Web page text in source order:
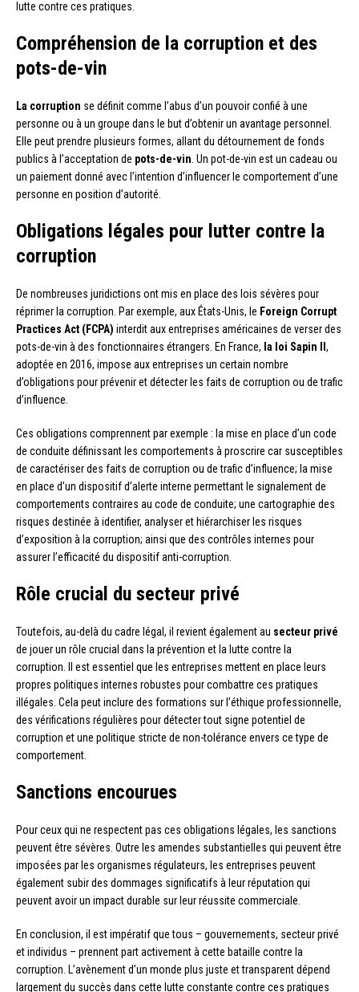
lutte contre ces pratiques.
Compréhension de la corruption et des
pots-de-vin
La corruption se définit comme l’abus d’un pouvoir confié à une
personne ou à un groupe dans le but d’obtenir un avantage personnel.
Elle peut prendre plusieurs formes, allant du détournement de fonds
publics à l’acceptation de pots-de-vin. Un pot-de-vin est un cadeau ou
un paiement donné avec l’intention d’influencer le comportement d’une
personne en position d’autorité.
Obligations légales pour lutter contre la
corruption
De nombreuses juridictions ont mis en place des lois sévères pour
réprimer la corruption. Par exemple, aux États-Unis, le Foreign Corrupt
Practices Act (FCPA) interdit aux entreprises américaines de verser des
pots-de-vin à des fonctionnaires étrangers. En France, la loi Sapin II ,
adoptée en 2016, impose aux entreprises un certain nombre
d’obligations pour prévenir et détecter les faits de corruption ou de trafic
d’influence.
Ces obligations comprennent par exemple : la mise en place d’un code
de conduite définissant les comportements à proscrire car susceptibles
de caractériser des faits de corruption ou de trafic d’influence; la mise
en place d’un dispositif d’alerte interne permettant le signalement de
comportements contraires au code de conduite; une cartographie des
risques destinée à identifier, analyser et hiérarchiser les risques
d’exposition à la corruption; ainsi que des contrôles internes pour
assurer l’efficacité du dispositif anti-corruption.
Rôle crucial du secteur privé
Toutefois, au-delà du cadre légal, il revient également au secteur privé
de jouer un rôle crucial dans la prévention et la lutte contre la
corruption. Il est essentiel que les entreprises mettent en place leurs
propres politiques internes robustes pour combattre ces pratiques
illégales. Cela peut inclure des formations sur l’éthique professionnelle,
des vérifications régulières pour détecter tout signe potentiel de
corruption et une politique stricte de non-tolérance envers ce type de
comportement.
Sanctions encourues
Pour ceux qui ne respectent pas ces obligations légales, les sanctions
peuvent être sévères. Outre les amendes substantielles qui peuvent être
imposées par les organismes régulateurs, les entreprises peuvent
également subir des dommages significatifs à leur réputation qui
peuvent avoir un impact durable sur leur réussite commerciale.
En conclusion, il est impératif que tous – gouvernements, secteur privé
et individus – prennent part activement à cette bataille contre la
corruption. L’avènement d’un monde plus juste et transparent dépend
largement du succès dans cette lutte constante contre ces pratiques